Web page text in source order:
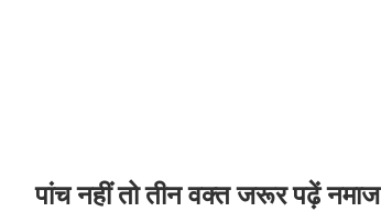
पांच नहीं तो तीन वक्‍त जरूर पढ़ें नमाज